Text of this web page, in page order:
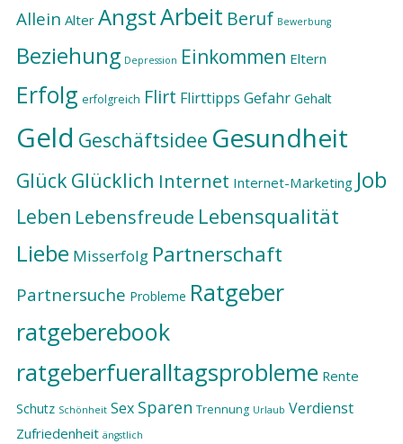
Allein Alter AngstArbeit Beruf Bewerbung
Beziehung Depression Einkommen Eltern
Erfolg erfolgreich Flirt Flirttipps Gefahr Gehalt
Geld Geschäftsidee Gesundheit
Glück Glücklich Internet Internet-Marketing Job
Leben Lebensfreude Lebensqualität
Liebe Misserfolg Partnerschaft
Partnersuche Probleme Ratgeber
ratgeberebook
ratgeberfueralltagsprobleme Rente
Schutz Schönheit Sex Sparen Trennung Urlaub Verdienst
Zufriedenheit ängstlich